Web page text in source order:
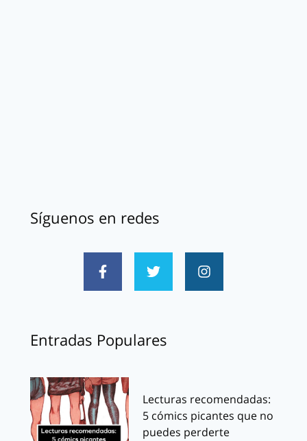
Síguenos en redes
Entradas Populares
Lecturas recomendadas:
5 cómics picantes que no
puedes perderte